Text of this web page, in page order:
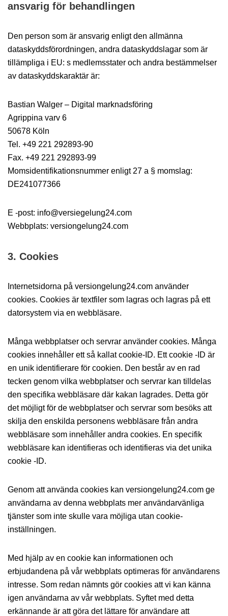
ansvarig för behandlingen
Den person som är ansvarig enligt den allmänna
dataskyddsförordningen, andra dataskyddslagar som är
tillämpliga i EU: s medlemsstater och andra bestämmelser
av dataskyddskaraktär är:
Bastian Walger – Digital marknadsföring
Agrippina varv 6
50678 Köln
Tel. +49 221 292893-90
Fax. +49 221 292893-99
Momsidentifikationsnummer enligt 27 a § momslag:
DE241077366
E -post: info@versiegelung24.com
Webbplats: versiongelung24.com
3. Cookies
Internetsidorna på versiongelung24.com använder
cookies. Cookies är textfiler som lagras och lagras på ett
datorsystem via en webbläsare.
Många webbplatser och servrar använder cookies. Många
cookies innehåller ett så kallat cookie-ID. Ett cookie -ID är
en unik identifierare för cookien. Den består av en rad
tecken genom vilka webbplatser och servrar kan tilldelas
den specifika webbläsare där kakan lagrades. Detta gör
det möjligt för de webbplatser och servrar som besöks att
skilja den enskilda personens webbläsare från andra
webbläsare som innehåller andra cookies. En specifik
webbläsare kan identifieras och identifieras via det unika
cookie -ID.
Genom att använda cookies kan versiongelung24.com ge
användarna av denna webbplats mer användarvänliga
tjänster som inte skulle vara möjliga utan cookie-
inställningen.
Med hjälp av en cookie kan informationen och
erbjudandena på vår webbplats optimeras för användarens
intresse. Som redan nämnts gör cookies att vi kan känna
igen användarna av vår webbplats. Syftet med detta
erkännande är att göra det lättare för användare att